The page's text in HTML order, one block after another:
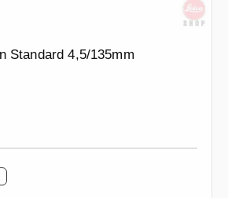
Standard 4,5/135mm